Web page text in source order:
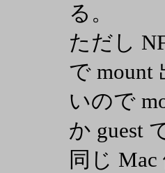
る。
ただし
で mount
いので
か guest
同じ Mac